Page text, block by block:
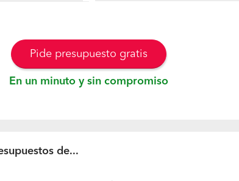
Pide presupuesto gratis
En un minuto y sin compromiso
de...